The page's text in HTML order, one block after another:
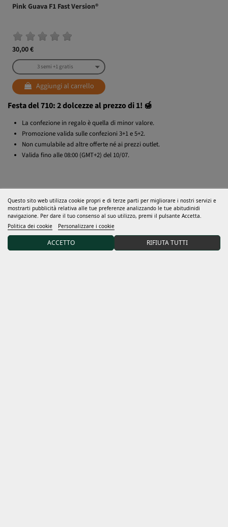
Pink Guava F1 Fast Version®
30,00 €
Aggiungi al carrello
Festa del 710: 2 dolcezze al prezzo di 1! 🍯
La confezione in regalo è quella di minor valore.
Promozione valida sulle confezioni 3+1 e 5+2.
Non cumulabile ad altre offerte né ai prezzi outlet.
Valida fino alle 08:00 (GMT+2) del 10/07.
Questo sito web utilizza cookie propri e di terze parti per migliorare i nostri servizi e
mostrarti pubblicità relativa alle tue preferenze analizzando le tue abitudinidi
navigazione. Per dare il tuo consenso al suo utilizzo, premi il pulsante Accetta.
Politica dei cookie
Personalizzare i cookie
RIFIUTA TUTTI
ACCETTO